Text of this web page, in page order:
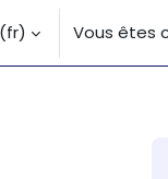
saisie deVous êtes